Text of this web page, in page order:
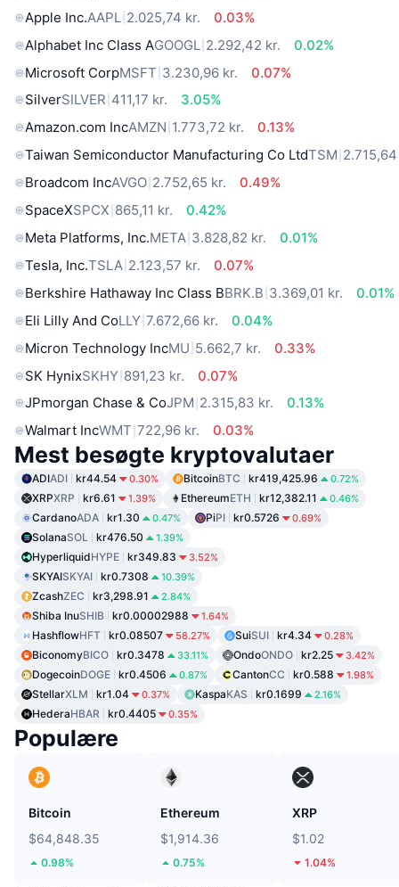
Apple Inc.AAPL 2.025,74 kr.
0.03%
Alphabet Inc Class AGOOGL 2.292,42 kr.
0.02%
Microsoft CorpMSFT 3.230,96 kr.
0.07%
SilverSILVER 411,17 kr.
3.05%
Amazon.com IncAMZN 1.773,72 kr.
0.13%
Taiwan Semiconductor Manufacturing Co LtdTSM
Broadcom IncAVGO 2.752,65 kr.
0.49%
SpaceXSPCX 865,11 kr.
0.42%
Meta Platforms, Inc.META 3.828,82 kr.
0.01%
Tesla, Inc.TSLA 2.123,57 kr.
0.07%
Berkshire Hathaway Inc Class BBRK.B 3.369,01 kr.
0.01%
Eli Lilly And CoLLY 7.672,66 kr.
0.04%
Micron Technology IncMU 5.662,7 kr.
0.33%
SK HynixSKHY 891,23 kr.
0.07%
JPmorgan Chase & CoJPM 2.315,83 kr.
0.13%
Walmart IncWMT 722,96 kr. 0.03%
Mest besøgte kryptovalutaer
ADIADI kr44.54 0.30% BitcoinBTC kr419,425.96 0.72%
XRPXRP kr6.61 1.39% EthereumETH kr12,382.11 0.46%
CardanoADA kr1.30 0.47% PiPI kr0.5726 0.69%
SolanaSOL kr476.50 1.39%
HyperliquidHYPE kr349.83 3.52%
SKYAISKYAI kr0.7308 10.39%
ZcashZEC kr3,298.91 2.84%
Shiba InuSHIB kr0.00002988 1.64%
HashflowHFT kr0.08507 58.27% SuiSUI kr4.34 0.28%
BiconomyBICO kr0.3478 33.11% OndoONDO kr2.25 3.42%
DogecoinDOGE kr0.4506 0.87% CantonCC kr0.588 1.98%
StellarXLM kr1.04 0.37% KaspaKAS kr0.1699 2.16%
HederaHBAR kr0.4405 0.35%
Populære
Bitcoin
$64,848.35
0.98%
Ethereum
$1,914.36
0.75%
XRP
$1.02
1.04%